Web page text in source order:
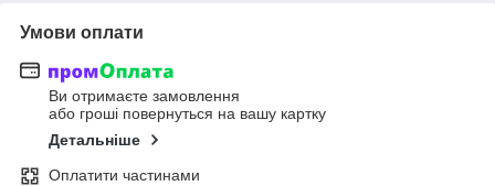
Умови оплати
Ви отримаєте замовлення
або гроші повернуться на вашу картку
Детальніше
Оплатити частинами